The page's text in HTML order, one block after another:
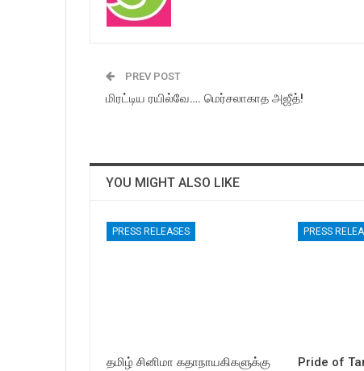
PREV POST
மிரட்டிய ரயில்வே…. மெர்சலாகாத அஜீத்!
YOU MIGHT ALSO LIKE
PRESS RELEASES
தமிழ் சினிமா கதாநாயகிகளுக்கு
PRESS
Pride of